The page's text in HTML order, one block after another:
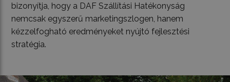
bizonyítja, hogy a DAF Szállítási Hatékonyság
nemcsak egyszerű marketingszlogen, hanem
kézzelfogható eredményeket nyújtó fejlesztési
stratégia.